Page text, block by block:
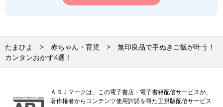
たまひよ 赤ちゃん・育児
無印良品で手ぬきご飯が叶う！
カンタンおかず4選！
ＡＢＪマークは、この電子書店・電子書籍配信サービスが、
著作権者からコンテンツ使用許諾を得た正規版配信サービス